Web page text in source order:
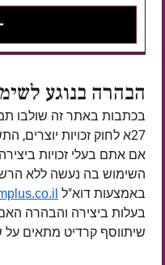
הבהרה בנוגע
בכתבות באתר זה שולבו
27א לחוק זכויות יוצרים, התשס"ח–2007.
אם אתם בעלי זכויות
השימוש בה נעשה ללא
באמצעות דוא"ל
בעלות ביצירה והבהרה
שיתווסף קרדיט מתאים